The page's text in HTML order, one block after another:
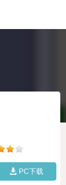
PC下载